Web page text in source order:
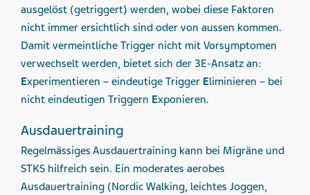
ausgelöst (getriggert) werden, wobei diese Faktoren
nicht immer ersichtlich sind oder von aussen kommen.
Damit vermeintliche Trigger nicht mit Vorsymptomen
verwechselt werden, bietet sich der 3E-Ansatz an:
Experimentieren – eindeutige Trigger Eliminieren – bei
nicht eindeutigen Triggern Exponieren.
Ausdauertraining
Regelmässiges Ausdauertraining kann bei Migräne und
STKS hilfreich sein. Ein moderates aerobes
Ausdauertraining (Nordic Walking, leichtes Joggen,